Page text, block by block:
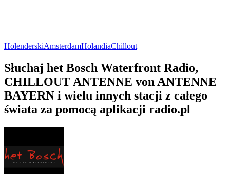
HolenderskiAmsterdamHolandiaChillout
Słuchaj het Bosch Waterfront Radio,
CHILLOUT ANTENNE von ANTENNE
BAYERN i wielu innych stacji z całego
świata za pomocą aplikacji radio.pl